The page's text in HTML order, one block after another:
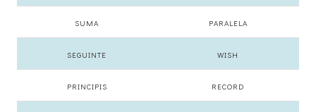
SUMA PARALELA
SEGUINTE WISH
PRINCIPIS RECORD